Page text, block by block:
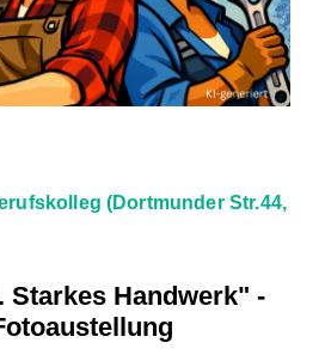
(Dortmunder Str.44,
Starkes Handwerk" -